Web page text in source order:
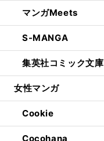
マンガMeets
S-MANGA
集英社コミック文庫
女性マンガ
Cookie
Cocohana